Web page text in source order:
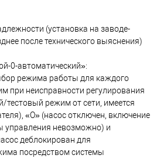
(установка на заводе-
после технического выяснения)
0-автоматический»:
режима работы для каждого
при неисправности регулирования
тестовый режим от сети, имеется
«O» (насос отключен, включение
управления невозможно) и
деблокирован для
посредством системы